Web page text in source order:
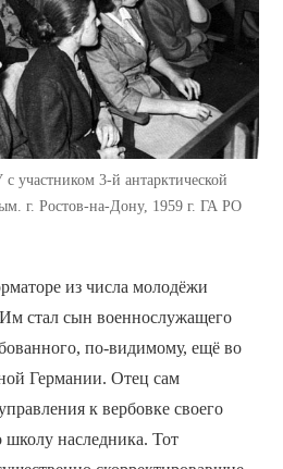
с участником 3-й антарктической
г. Ростов-на-Дону, 1959 г. ГА РО
из числа молодёжи
стал сын военнослужащего
по-видимому, ещё во
Германии. Отец сам
к вербовке своего
школу наследника. Тот